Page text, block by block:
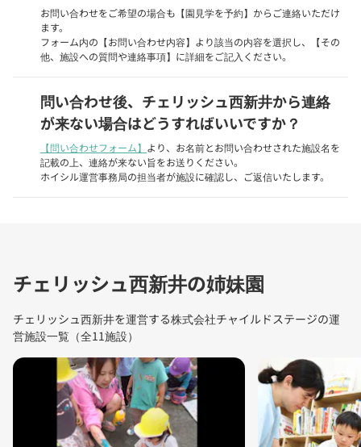
お問い合わせをご希望の場合も【園見学を予約】からご連絡いただけ
ます。
フォーム内の【お問い合わせ内容】より該当の内容を選択し、【その
他、施設への質問や連絡事項】に詳細をご記入ください。
問い合わせ後、チェリッシュ西新井から連絡
が来ない場合はどうすればいいですか？
【問い合わせフォーム】 より、お名前とお問い合わせされた施設名を
記載の上、連絡が来ない旨をお送りください。
ホイシル運営事務局の担当者が施設に確認し、ご返信いたします。
チェリッシュ西新井の姉妹園
チェリッシュ西新井を運営する株式会社チャイルドステージの運
営施設一覧（全11施設）